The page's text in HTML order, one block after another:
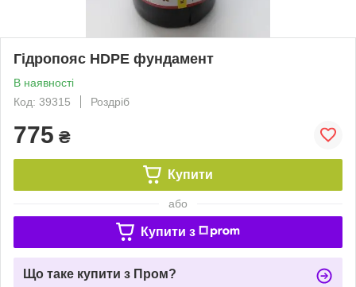
Гідропояс HDPE фундамент
В наявності
Код: 39315
Роздріб
775 ₴
Купити
або
Купити з
Що таке купити з Пром?